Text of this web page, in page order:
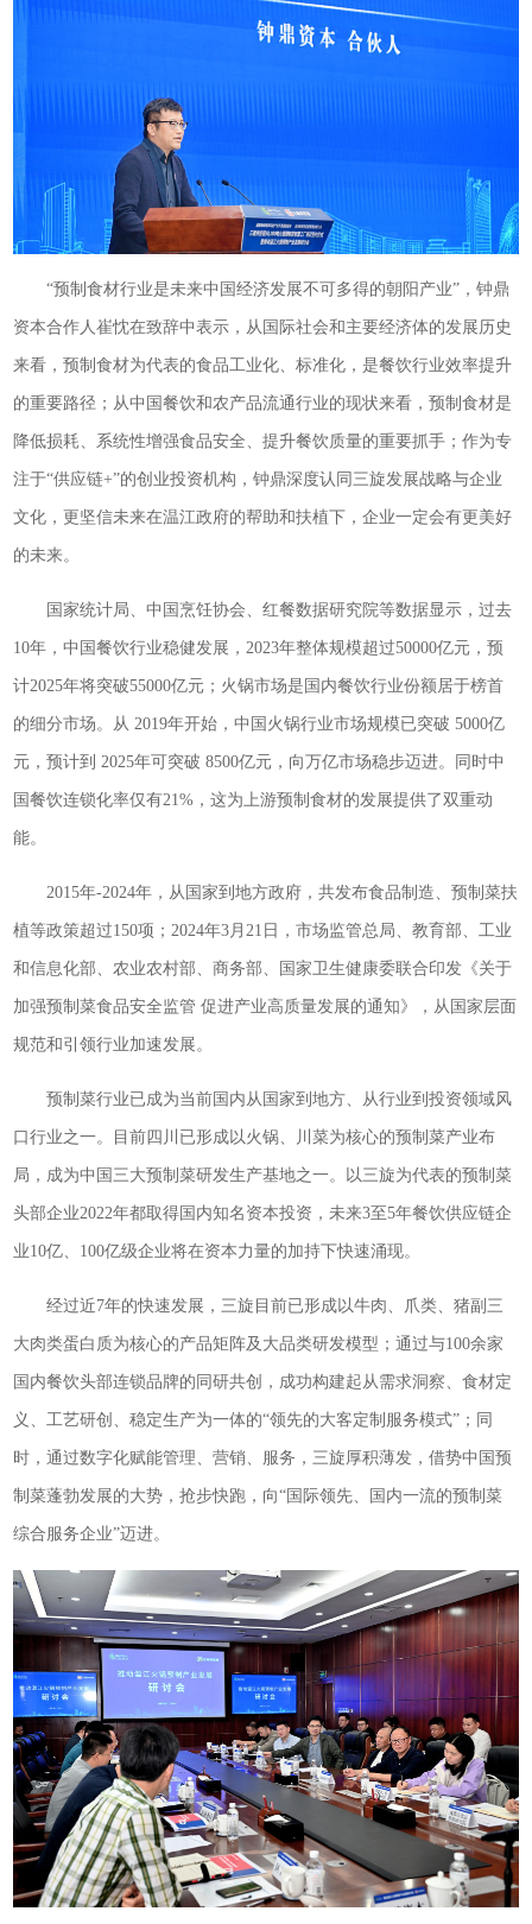
“预制食材行业是未来中国经济发展不可多得的朝阳产业”，钟鼎
资本合作人崔忱在致辞中表示，从国际社会和主要经济体的发展历史
来看，预制食材为代表的食品工业化、标准化，是餐饮行业效率提升
的重要路径；从中国餐饮和农产品流通行业的现状来看，预制食材是
降低损耗、系统性增强食品安全、提升餐饮质量的重要抓手；作为专
注于“供应链+”的创业投资机构，钟鼎深度认同三旋发展战略与企业
文化，更坚信未来在温江政府的帮助和扶植下，企业一定会有更美好
的未来。
国家统计局、中国烹饪协会、红餐数据研究院等数据显示，过去
10年，中国餐饮行业稳健发展，2023年整体规模超过50000亿元，预
计2025年将突破55000亿元；火锅市场是国内餐饮行业份额居于榜首
的细分市场。从 2019年开始，中国火锅行业市场规模已突破 5000亿
元，预计到 2025年可突破 8500亿元，向万亿市场稳步迈进。同时中
国餐饮连锁化率仅有21%，这为上游预制食材的发展提供了双重动
能。
2015年-2024年，从国家到地方政府，共发布食品制造、预制菜扶
植等政策超过150项；2024年3月21日，市场监管总局、教育部、工业
和信息化部、农业农村部、商务部、国家卫生健康委联合印发《关于
加强预制菜食品安全监管 促进产业高质量发展的通知》，从国家层面
规范和引领行业加速发展。
预制菜行业已成为当前国内从国家到地方、从行业到投资领域风
口行业之一。目前四川已形成以火锅、川菜为核心的预制菜产业布
局，成为中国三大预制菜研发生产基地之一。以三旋为代表的预制菜
头部企业2022年都取得国内知名资本投资，未来3至5年餐饮供应链企
业10亿、100亿级企业将在资本力量的加持下快速涌现。
经过近7年的快速发展，三旋目前已形成以牛肉、爪类、猪副三
大肉类蛋白质为核心的产品矩阵及大品类研发模型；通过与100余家
国内餐饮头部连锁品牌的同研共创，成功构建起从需求洞察、食材定
义、工艺研创、稳定生产为一体的“领先的大客定制服务模式”；同
时，通过数字化赋能管理、营销、服务，三旋厚积薄发，借势中国预
制菜蓬勃发展的大势，抢步快跑，向“国际领先、国内一流的预制菜
综合服务企业”迈进。